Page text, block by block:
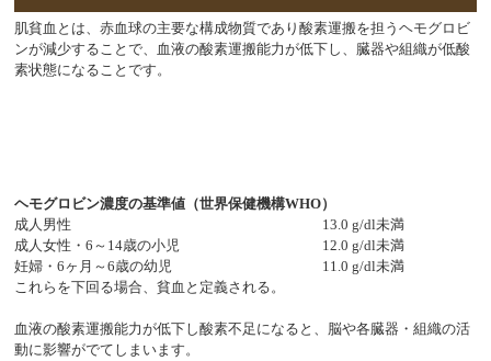
肌貧血とは、赤血球の主要な構成物質であり酸素運搬を担うヘモグロビ
ンが減少することで、血液の酸素運搬能力が低下し、 臓器や組織が低酸
素状態になることです。
ヘモグロビン濃度の基準値（世界保健機構WHO）
成人男性
13.0 g/dl未満
成人女性・6～14歳の小児
12.0 g/dl未満
妊婦・6ヶ月～6歳の幼児
11.0 g/dl未満
これらを下回る場合、貧血と定義される。
血液の酸素運搬能力が低下し酸素不足になると、脳や各臓器・組織の活
動に影響がでてしまいます。